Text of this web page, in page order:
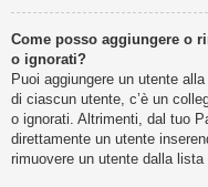
Come posso aggiungere o
o ignorati?
Puoi aggiungere un utente
di ciascun utente, c’è un
o ignorati. Altrimenti, dal tuo
direttamente un utente
rimuovere un utente dalla lista